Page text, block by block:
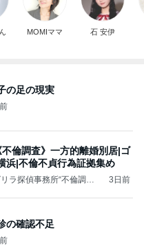
MOMIママ 石 安伊
の足の現実
倫調査》一方的離婚別居|ゴ
浜|不倫不貞行為証拠集め
ラ探偵事務所“不倫調査
婚別居
3日前
の確認不足